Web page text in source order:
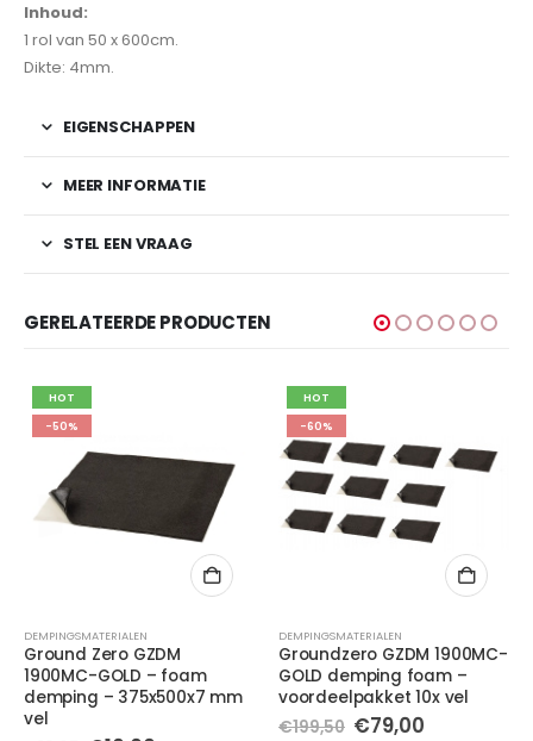
Inhoud:
1 rol van 50 x 600cm.
Dikte: 4mm.
EIGENSCHAPPEN
MEER INFORMATIE
STEL EEN VRAAG
GERELATEERDE PRODUCTEN
HOT
-60%
DEMPINGSMATERIALEN
Groundzero GZDM 1900MC-
GOLD demping foam –
voordeelpakket 10x vel
€199,50
HOT
-44%
DEMPINGSMATERIALEN
GroundZero GZDM 1900ML-
Goud – 4,2 mm
hoogwaardig meerlaags
polymeer